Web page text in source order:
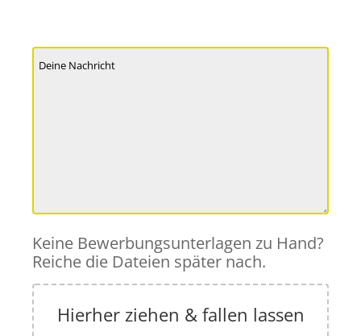
Keine Bewerbungsunterlagen zu Hand?
Reiche die Dateien später nach.
Hierher ziehen & fallen lassen